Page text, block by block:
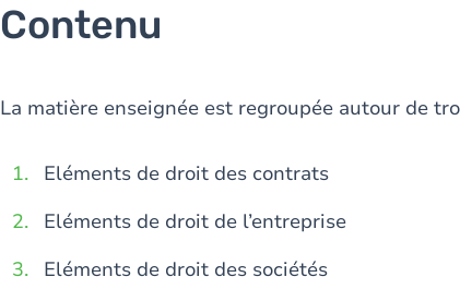
Contenu
La matière enseignée est regroupée autour de
Eléments de droit des contrats
Eléments de droit de l’entreprise
Eléments de droit des sociétés